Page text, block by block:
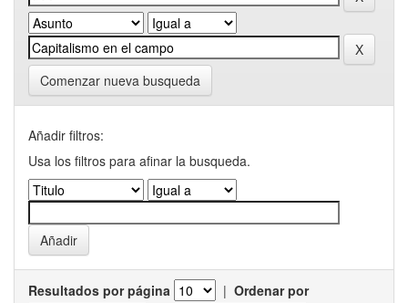
Comenzar nueva busqueda
Añadir filtros:
Usa los filtros para afinar la busqueda.
Resultados por página | Ordenar por